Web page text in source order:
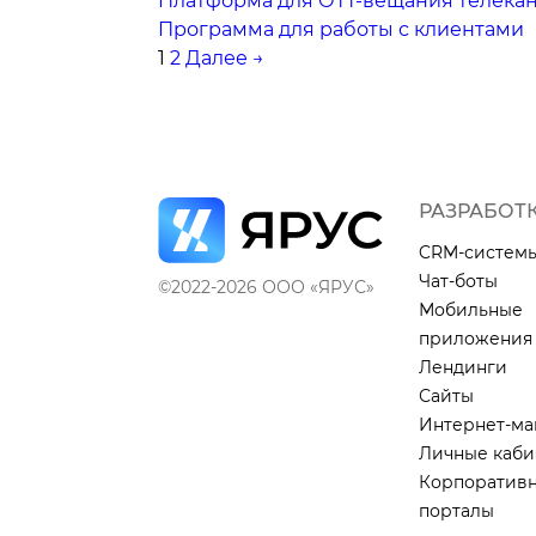
Программа для работы с клиентами
1 2 Далее →
©2022-2026 ООО «ЯРУС»
CRM-
Чат-боты
Мобильные
приложения
Лендинги
Сайты
Интернет-
Личные
порталы